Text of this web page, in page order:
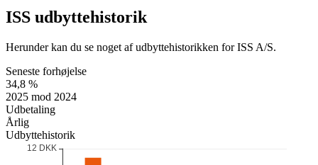
ISS udbyttehistorik
Herunder kan du se noget af udbyttehistorikken for ISS A/S.
Seneste forhøjelse
34,8 %
2025 mod 2024
Udbetaling
Årlig
Udbyttehistorik